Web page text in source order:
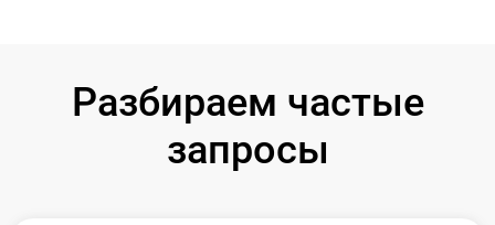
Разбираем частые
запросы